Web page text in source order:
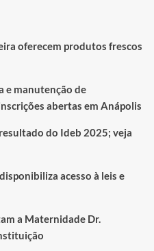
oferecem produtos frescos
e manutenção de
abertas em Anápolis
do Ideb 2025; veja
acesso à leis e
a Maternidade Dr.